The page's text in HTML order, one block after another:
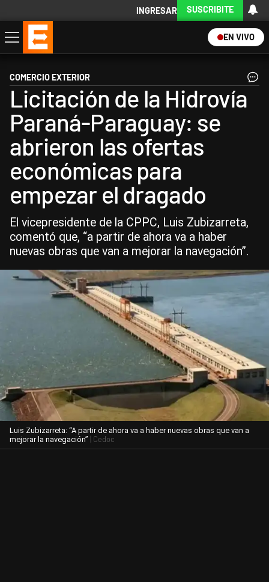
INGRESAR SUSCRIBITE
EN VIVO
Economía
Política
Internacional
Actualidad
Descargá la App
COMERCIO EXTERIOR
Licitación de la Hidrovía
Paraná-Paraguay: se
abrieron las ofertas
económicas para
empezar el dragado
El vicepresidente de la CPPC, Luis Zubizarreta,
comentó que, “a partir de ahora va a haber
nuevas obras que van a mejorar la navegación”.
Luis Zubizarreta: “A partir de ahora va a haber nuevas obras que van a
mejorar la navegación” | Cedoc